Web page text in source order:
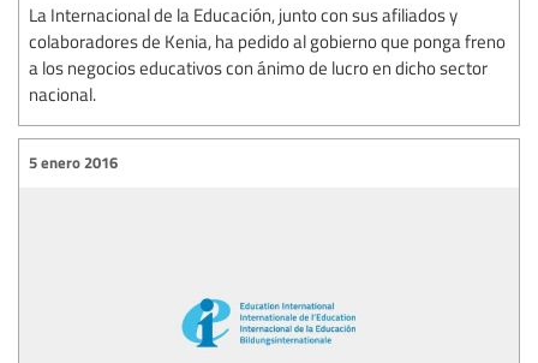
La Internacional de la Educación, junto con sus afiliados y
colaboradores de Kenia, ha pedido al gobierno que ponga freno
a los negocios educativos con ánimo de lucro en dicho sector
nacional.
5 enero 2016